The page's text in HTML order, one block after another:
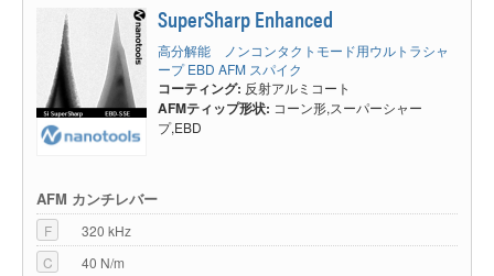
SuperSharp Enhanced
高分解能 ノンコンタクトモード用ウルトラシャ
ープ EBD AFM スパイク
コーティング: 反射アルミコート
AFMティップ形状: コーン形,スーパーシャー
プ,EBD
AFM カンチレバー
F
320 kHz
C
40 N/m